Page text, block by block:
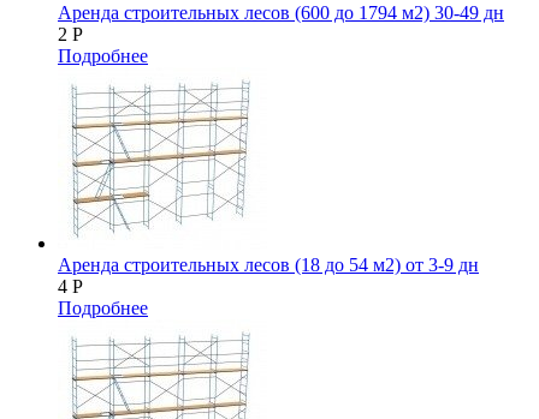
Аренда строительных лесов (600 до 1794 м2) 30-49 дн
2 Р
Подробнее
Аренда строительных лесов (18 до 54 м2) от 3-9 дн
4 Р
Подробнее